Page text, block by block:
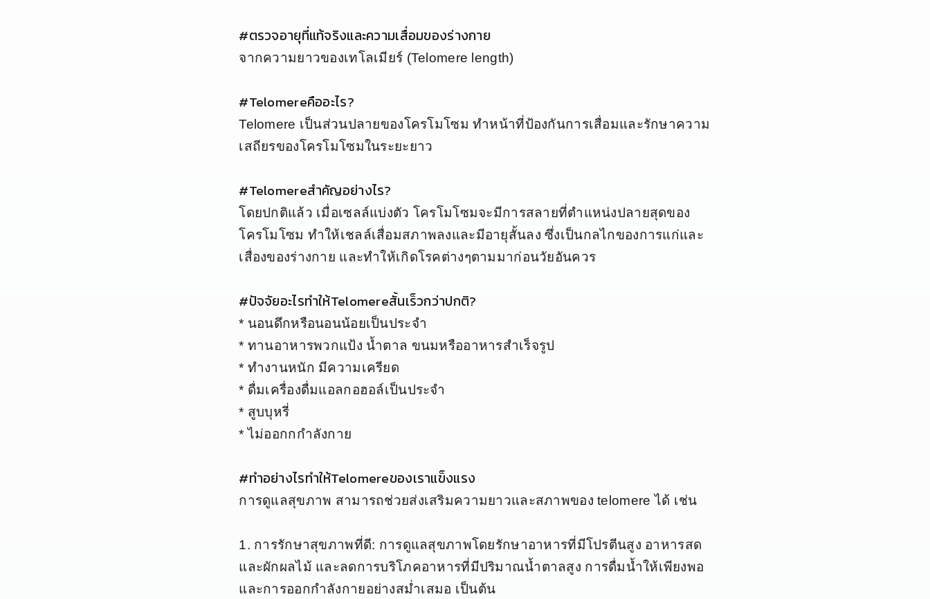
#ตรวจอายุที่แท้จริงและความเสื่อมของร่างกาย
จากความยาวของเทโลเมียร์ (Telomere length)
#Telomereคืออะไร?
Telomere เป็นส่วนปลายของโครโมโซม ทำหน้าที่ป้องกันการเสื่อมและรักษาความ
เสถียรของโครโมโซมในระยะยาว
#Telomereสำคัญอย่างไร?
โดยปกติแล้ว เมื่อเซลล์แบ่งตัว โครโมโซมจะมีการสลายที่ตำแหน่งปลายสุดของ
โครโมโซม ทำให้เชลล์เสื่อมสภาพลงและมีอายุสั้นลง ซึ่งเป็นกลไกของการแก่และ
เสื่องของร่างกาย และทำให้เกิดโรคต่างๆตามมาก่อนวัยอันควร
#ปัจจัยอะไรทำให้Telomereสั้นเร็วกว่าปกติ?
* นอนดึกหรือนอนน้อยเป็นประจำ
* ทานอาหารพวกแป้ง น้ำตาล ขนมหรืออาหารสำเร็จรูป
* ทำงานหนัก มีความเครียด
* ดื่มเครื่องดื่มแอลกอฮอล์เป็นประจำ
* สูบบุหรี่
* ไม่ออกกกำลังกาย
#ทำอย่างไรทำให้Telomereของเราแข็งแรง
การดูแลสุขภาพ สามารถช่วยส่งเสริมความยาวและสภาพของ telomere ได้ เช่น
1. การรักษาสุขภาพที่ดี: การดูแลสุขภาพโดยรักษาอาหารที่มีโปรตีนสูง อาหารสด
และผักผลไม้ และลดการบริโภคอาหารที่มีปริมาณน้ำตาลสูง การดื่มน้ำให้เพียงพอ
และการออกกำลังกายอย่างสม่ำเสมอ เป็นต้น